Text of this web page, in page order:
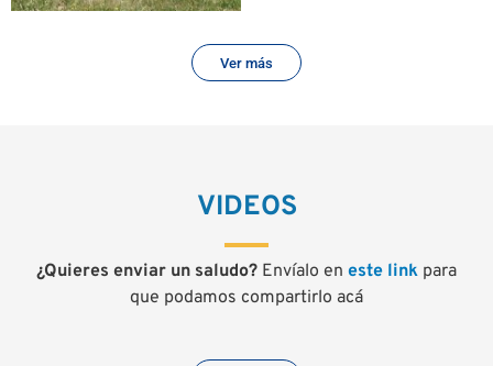
Ver más
VIDEOS
¿Quieres enviar un saludo? Envíalo en este link para
que podamos compartirlo acá